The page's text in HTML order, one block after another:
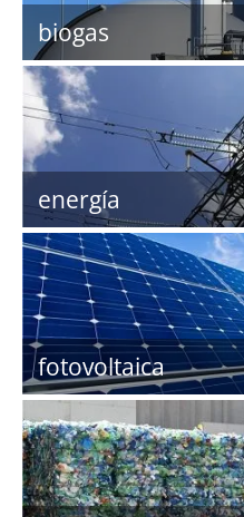
biogas
energía
fotovoltaica